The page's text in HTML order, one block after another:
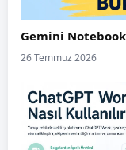
Gemini Notebook
26 Temmuz 2026